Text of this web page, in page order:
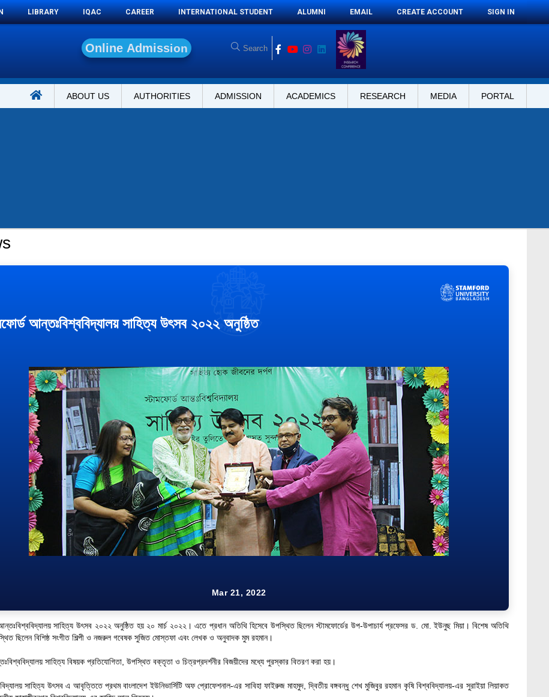
LIBRARY IQAC CAREER INTERNATIONAL STUDENT ALUMNI EMAIL CREATE ACCOUNT SIGN IN
On ine Ad mission
ABOUT US AUTHORITIES ADMISSION ACADEMICS RESEARCH MEDIA PORTAL
আন্তঃবিশ্ববিদ্যালয় সাহিত্য উৎসব ২০২২ অনুষ্ঠিত
Mar 21, 2022
সাহিত্য উৎসব ২০২২ অনুষ্ঠিত হয় ২০ মার্চ ২০২২। এতে প্রধান অতিথি হিসেবে উপস্থিত ছিলেন স্টামফোর্ডের উপ-উপাচার্য প্রফেসর ড. মো. ইউনুছ মিয়া। বিশেষ অতিথি
ছিলেন বিশিষ্ঠ সংগীত শিল্পী ও নজরুল গবেষক সুজিত মোস্তফা এবং লেখক ও অনুবাদক মুম রহমান।
সাহিত্য বিষয়ক প্রতিযোগিতা, উপস্থিত বক্তৃতা ও চিত্রপ্রদর্শনীর বিজয়ীদের মধ্যে পুরস্কার বিতরণ করা হয়।
সাহিত্য উৎসব এ আবৃত্তিতে প্রথম বাংলাদেশ ইউনিভার্সিটি অফ প্রোফেশনাল-এর সাবিহা ফাইরুজ মাহমুদ, দ্বিতীয় বঙ্গবন্ধু শেখ মুজিবুর রহমান কৃষি বিশ্ববিদ্যালয়-এর সুরাইয়া লিয়াকত